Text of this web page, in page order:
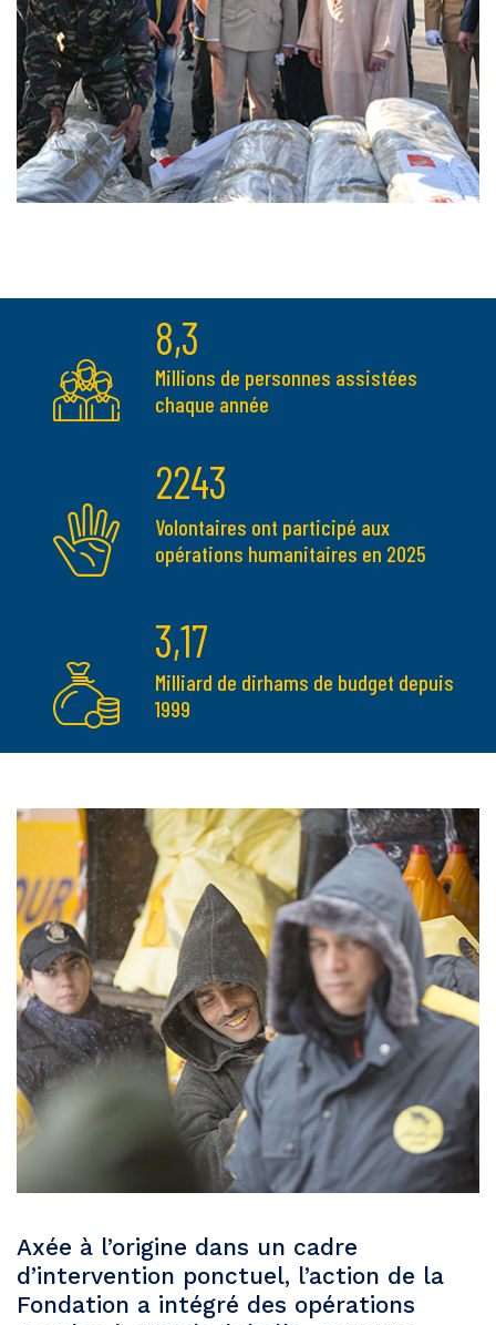
8,3
Millions de personnes assistées
chaque année
2243
Volontaires ont participé aux
opérations humanitaires en 2025
3,17
Milliard de dirhams de budget depuis
1999
Axée à l’origine dans un cadre
d’intervention ponctuel, l’action de la
Fondation a intégré des opérations